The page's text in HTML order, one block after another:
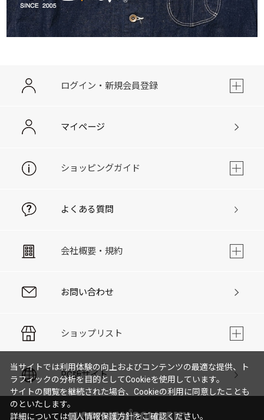
ログイン・新規会員登録
マイページ
ショッピングガイド
よくある質問
会社概要・規約
お問い合わせ
ショップリスト
PC版サイト
当サイトでは利用体験の向上およびコンテンツの最適な提供、ト
ラフィックの分析を目的としてCookieを使用しています。
サイトの閲覧を継続された場合、Cookieの利用に同意したことも
のといたします。
詳細については個人情報保護方針をご確認ください。